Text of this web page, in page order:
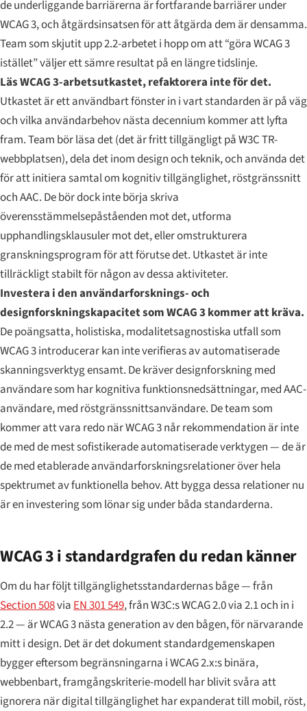
de underliggande barriärerna är fortfarande barriärer under
WCAG 3, och åtgärdsinsatsen för att åtgärda dem är densamma.
Team som skjutit upp 2.2-arbetet i hopp om att “göra WCAG 3
istället” väljer ett sämre resultat på en längre tidslinje.
Läs WCAG 3-arbetsutkastet, refaktorera inte för det.
Utkastet är ett användbart fönster in i vart standarden är på väg
och vilka användarbehov nästa decennium kommer att lyfta
fram. Team bör läsa det (det är fritt tillgängligt på W3C TR-
webbplatsen), dela det inom design och teknik, och använda det
för att initiera samtal om kognitiv tillgänglighet, röstgränssnitt
och AAC. De bör dock inte börja skriva
överensstämmelsepåståenden mot det, utforma
upphandlingsklausuler mot det, eller omstrukturera
granskningsprogram för att förutse det. Utkastet är inte
tillräckligt stabilt för någon av dessa aktiviteter.
Investera i den användarforsknings- och
designforskningskapacitet som WCAG 3 kommer att kräva.
De poängsatta, holistiska, modalitetsagnostiska utfall som
WCAG 3 introducerar kan inte verifieras av automatiserade
skanningsverktyg ensamt. De kräver designforskning med
användare som har kognitiva funktionsnedsättningar, med AAC-
användare, med röstgränssnittsanvändare. De team som
kommer att vara redo när WCAG 3 når rekommendation är inte
de med de mest sofistikerade automatiserade verktygen — de är
de med etablerade användarforskningsrelationer över hela
spektrumet av funktionella behov. Att bygga dessa relationer nu
är en investering som lönar sig under båda standarderna.
WCAG 3 i standardgrafen du redan känner
Om du har följt tillgänglighetsstandardernas båge — från
Section 508viaEN 301 549, från W3C:s WCAG 2.0 via 2.1 och in i
2.2 — är WCAG 3 nästa generation av den bågen, för närvarande
mitt i design. Det är det dokument standardgemenskapen
bygger eftersom begränsningarna i WCAG 2.x:s binära,
webbenbart, framgångskriterie-modell har blivit svåra att
ignorera när digital tillgänglighet har expanderat till mobil, röst,